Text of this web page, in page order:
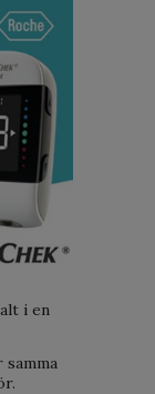
i en